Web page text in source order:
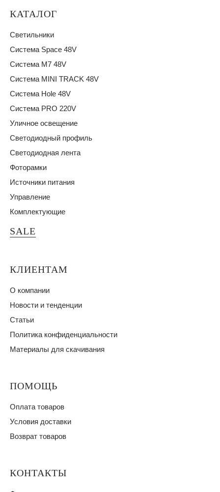
КАТАЛОГ
Светильники
Система Space 48V
Система M7 48V
Система MINI TRACK 48V
Система Hole 48V
Система PRO 220V
Уличное освещение
Светодиодный профиль
Светодиодная лента
Фоторамки
Источники питания
Управление
Комплектующие
SALE
КЛИЕНТАМ
О компании
Новости и тенденции
Статьи
Политика конфиденциальности
Материалы для скачивания
ПОМОЩЬ
Оплата товаров
Условия доставки
Возврат товаров
КОНТАКТЫ